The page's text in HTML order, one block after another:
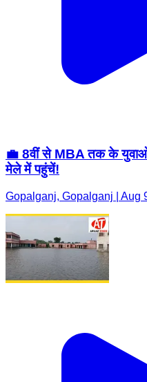
💼 8वीं से MBA तक के युवाओं
मेले में पहुंचें!
Gopalganj, Gopalganj | Aug